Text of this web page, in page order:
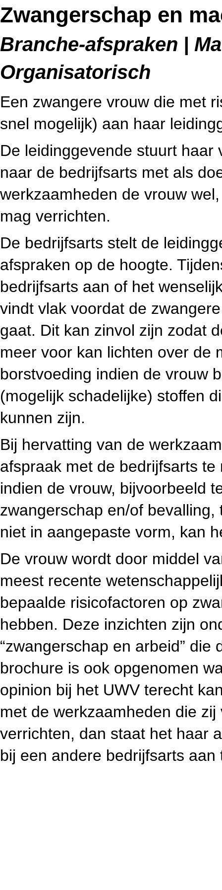
Zwangerschap en
Branche-afspraken |
Organisatorisch
Een zwangere vrouw die met
snel mogelijk) aan haar
De leidinggevende stuurt
naar de bedrijfsarts met als
werkzaamheden de vrouw
mag verrichten.
De bedrijfsarts stelt de
afspraken op de hoogte.
bedrijfsarts aan of het
vindt vlak voordat de
gaat. Dit kan zinvol zijn zodat
meer voor kan lichten over de
borstvoeding indien de vrouw
(mogelijk schadelijke) stoffen
kunnen zijn.
Bij hervatting van de
afspraak met de bedrijfsarts
indien de vrouw, bijvoorbeeld
zwangerschap en/of
niet in aangepaste vorm, kan
De vrouw wordt door middel
meest recente
bepaalde risicofactoren op
hebben. Deze inzichten zijn
“zwangerschap en arbeid”
brochure is ook opgenomen
opinion bij het UWV terecht
met de werkzaamheden die
verrichten, dan staat het haar
bij een andere bedrijfsarts aan